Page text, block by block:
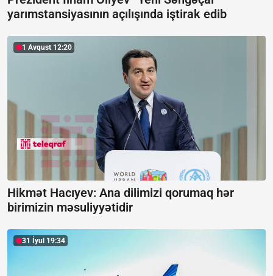
yarımstansiyasının açılışında iştirak edib
1 Avqust 12:20
Hikmət Hacıyev: Ana dilimizi qorumaq hər
birimizin məsuliyyətidir
31 İyul 19:34